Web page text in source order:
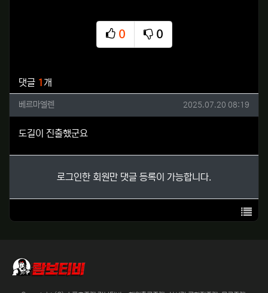
0
추천
0
비추천
댓글 1개
베르마엘렌님의 댓글
베르마엘렌 작성일
2025.07.20 08:19
도길이 진출했군요
로그인한 회원만 댓글 등록이 가능합니다.
목록